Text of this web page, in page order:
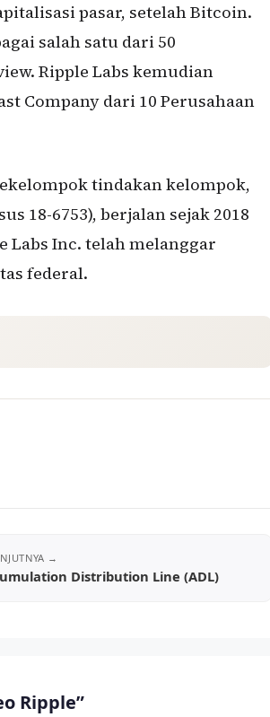
pasar, setelah Bitcoin.
salah satu dari 50
Ripple Labs kemudian
Company dari 10 Perusahaan
tindakan kelompok,
18-6753), berjalan sejak 2018
Labs Inc. telah melanggar
federal.
Distribution Line (ADL)
Ripple”